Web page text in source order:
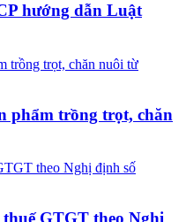
hướng dẫn Luật
phẩm trồng trọt, chăn
GTGT theo Nghị